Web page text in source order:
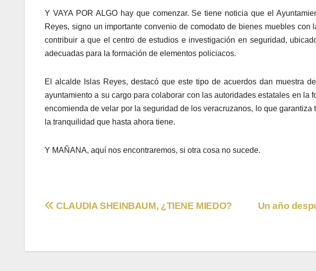
Y VAYA POR ALGO hay que comenzar. Se tiene noticia que el
Reyes, signo un importante convenio de comodato de bienes muebles
contribuir a que el centro de estudios e investigación en seguridad,
adecuadas para la formación de elementos policiacos.
El alcalde Islas Reyes, destacó que este tipo de acuerdos dan muestra
ayuntamiento a su cargo para colaborar con las autoridades estatales en la
encomienda de velar por la seguridad de los veracruzanos, lo que
la tranquilidad que hasta ahora tiene.
Y MAÑANA, aquí nos encontraremos, si otra cosa no sucede.
Navegación
entradas
Un año
CLAUDIA SHEINBAUM, ¿TIENE MIEDO?